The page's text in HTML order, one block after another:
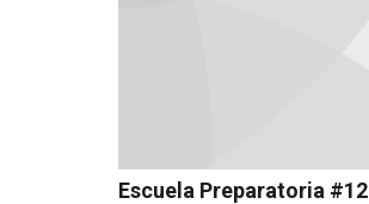
Escuela Preparatoria #12